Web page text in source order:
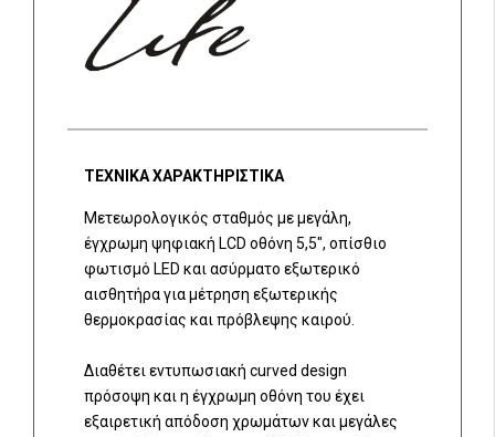
ΤΕΧΝΙΚΑ ΧΑΡΑΚΤΗΡΙΣΤΙΚΑ
Μετεωρολογικός σταθμός με μεγάλη,
έγχρωμη ψηφιακή LCD οθόνη 5,5", οπίσθιο
φωτισμό LED και ασύρματο εξωτερικό
αισθητήρα για μέτρηση εξωτερικής
θερμοκρασίας και πρόβλεψης καιρού.
Διαθέτει εντυπωσιακή curved design
πρόσοψη και η έγχρωμη οθόνη του έχει
εξαιρετική απόδοση χρωμάτων και μεγάλες